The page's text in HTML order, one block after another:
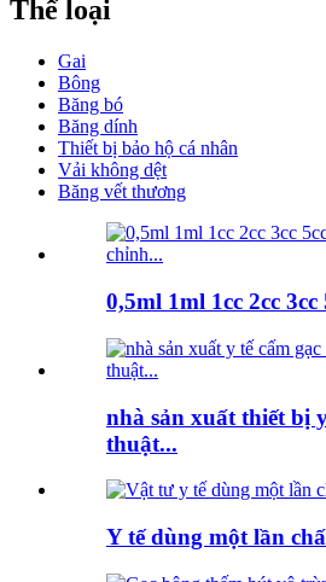
Thể loại
Gai
Bông
Băng bó
Băng dính
Thiết bị bảo hộ cá nhân
Vải không dệt
Băng vết thương
0,5ml 1ml 1cc 2cc 3cc
nhà sản xuất thiết bị
thuật...
Y tế dùng một lần